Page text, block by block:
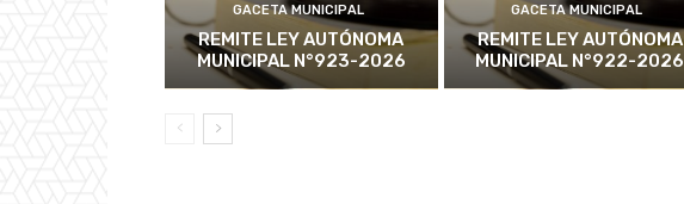
GACETA MUNICIPAL
REMITE LEY AUTÓNOMA
MUNICIPAL N°923-2026
GACETA MUNICIPAL
REMITE LEY AUTÓNOMA
MUNICIPAL N°922-2026